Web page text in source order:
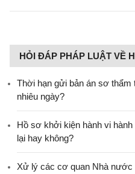
HỎI ĐÁP PHÁP LUẬT VỀ
Thời hạn gửi bản án sơ thẩm
nhiêu ngày?
Hồ sơ khởi kiện hành vi
lại hay không?
Xử lý các cơ quan Nhà nước